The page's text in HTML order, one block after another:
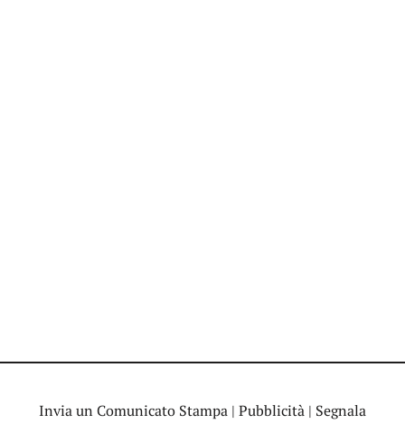
Invia un Comunicato Stampa | Pubblicità | Segnala